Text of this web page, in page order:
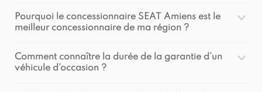
Pourquoi le concessionnaire SEAT Amiens est le
meilleur concessionnaire de ma région ?
Comment connaître la durée de la garantie d’un
véhicule d’occasion ?